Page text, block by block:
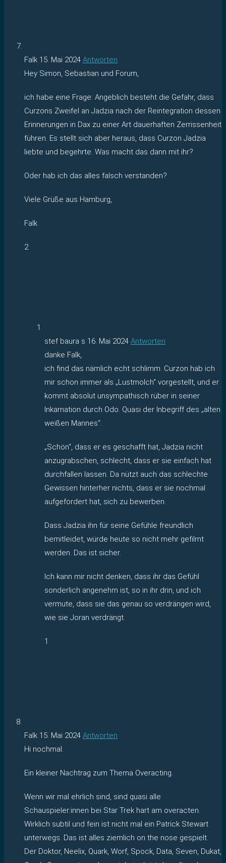
Falk 15. Mai 2024 Antworten
Hey Simon, Sebastian und Forum,
ich habe eine Frage: Angeblich besteht die Gefahr, dass
Curzons Zweifel an Jadzia nach der Reintegration dessen
Erinnerungen in Dax zu einer Art dauerhaften Zerrissenheit
führen. Es stellt sich aber heraus, dass Curzon Jadzia
liebte und begehrte. Was macht das dann mit ihr?
Oder hab ich das alles falsch verstanden?
Viele Grüße aus Hamburg,
Falk
2
stef baura s 16. Mai 2024 Antworten
danke Falk,
ich find das nämlich echt schlimm. Curzon hab ich
mir schon immer als „Lustmolch“ vorgestellt, und er
kommt absolut unsympathisch rüber in seiner
Inkarnation durch Odo. Quasi der Inbegriff des „alten
weißen Mannes“.
„Schön“, dass er es geschafft hat, Jadzia nicht
anzugrabschen, schlecht, dass er sie einfach hat
durchfallen lassen. Da nützt auch das schlechte
Gewissen hinterher nichts, dass er sie nochmal
aufgefordert hat, sich zu bewerben.
Dass Jadzia ihn für seine Gefühle freundlich
bemitleidet, würde heute so nicht mehr gefilmt
werden. Das ist sicher.
Ich kann mir nicht denken, dass ihr das Gefühl
sonderlich angenehm ist, so in ihr drin, und ich
vermute, dass sie das genau so verdrängen wird,
wie sie Joran verdrängt.
1
Falk 15. Mai 2024 Antworten
Hi nochmal.
Ein kleiner Nachtrag zum Thema Overacting.
Wenn wir mal ehrlich sind, sind quasi alle
Schauspieler:innen bei Star Trek hart am overacten.
Wirklich subtil und fein ist nicht mal ein Patrick Stewart
unterwegs. Das ist alles ziemlich on the nose gespielt.
Der Doktor, Neelix, Quark, Worf, Spock, Data, Seven, Dukat,